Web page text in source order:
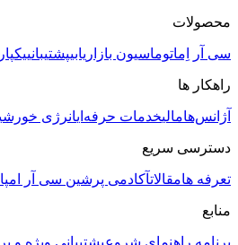
محصولات
سی آر اِماتوماسیون بازاریابیپشتیبانی
راهکار ها
آژانس‌هامالیخدمات حرفه‌ایانرژی
دسترسی سریع
تعرفه هامقالاتآکادمی پرشین سی آر ام
منابع